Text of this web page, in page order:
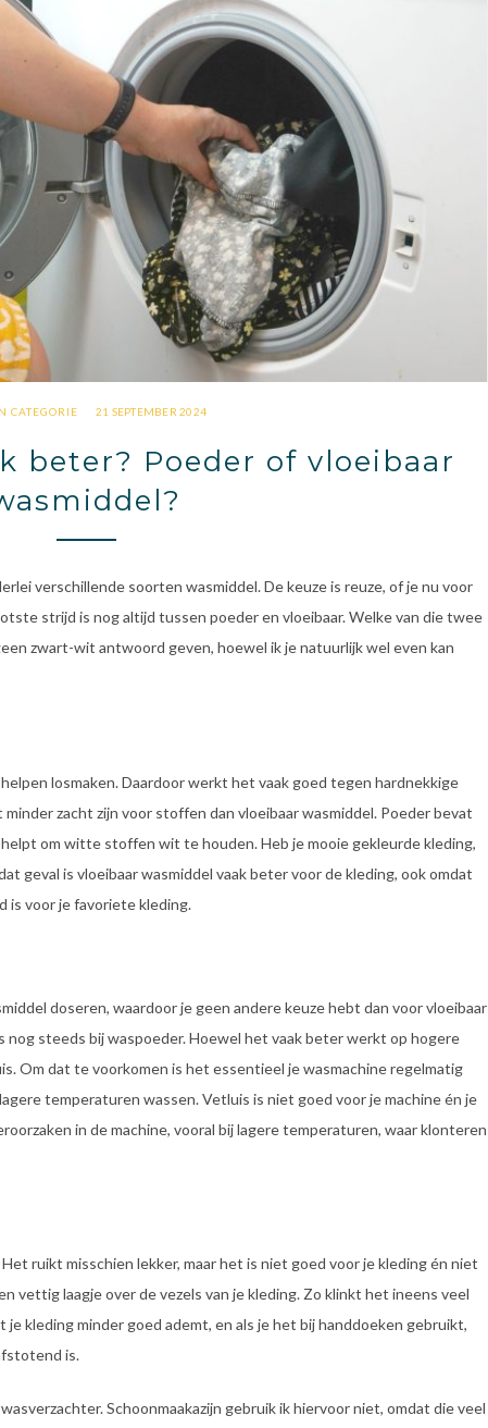
CATEGORIE 21 SEPTEMBER 2024
beter? Poeder of vloeibaar
verschillende soorten wasmiddel. De keuze is reuze, of je nu voor
strijd is nog altijd tussen poeder en vloeibaar. Welke van die twee
zwart-wit antwoord geven, hoewel ik je natuurlijk wel even kan
losmaken. Daardoor werkt het vaak goed tegen hardnekkige
zacht zijn voor stoffen dan vloeibaar wasmiddel. Poeder bevat
om witte stoffen wit te houden. Heb je mooie gekleurde kleding,
geval is vloeibaar wasmiddel vaak beter voor de kleding, ook omdat
is voor je favoriete kleding.
doseren, waardoor je geen andere keuze hebt dan voor vloeibaar
nog steeds bij waspoeder. Hoewel het vaak beter werkt op hogere
Om dat te voorkomen is het essentieel je wasmachine regelmatig
temperaturen wassen. Vetluis is niet goed voor je machine én je
in de machine, vooral bij lagere temperaturen, waar klonteren
ruikt misschien lekker, maar het is niet goed voor je kleding én niet
vettig laagje over de vezels van je kleding. Zo klinkt het ineens veel
kleding minder goed ademt, en als je het bij handdoeken gebruikt,
is.
Schoonmaakazijn gebruik ik hiervoor niet, omdat die veel